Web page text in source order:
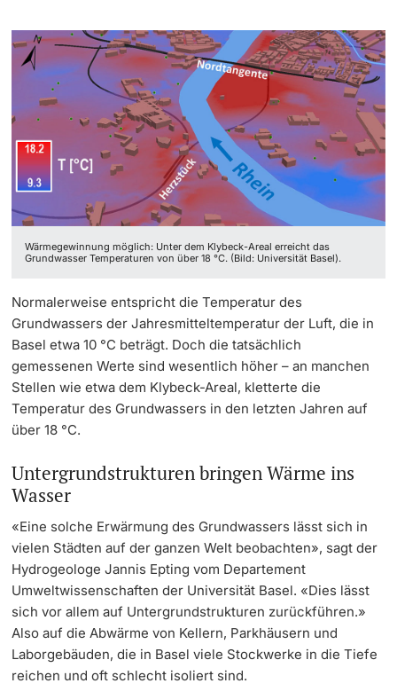
Fördernde & Alumni
weitere Informationen
Dozierende
weitere Informationen
‡ ‡ ‡ ‡ ‡ ‡ ‡ ‡
Service für Medien
‡ ‡ ‡ ‡ ‡ ‡ ‡ ‡ ‡ ‡ ‡ ‡ ‡ ‡ ‡ ‡ ‡ ‡ ‡ ‡ ‡ ‡ ‡ ‡ ‡ ‡ ‡ ‡ ‡ ‡ ‡ ‡
Podcasts
‡ ‡ ‡ ‡ ‡ ‡ ‡ ‡ ‡ ‡ ‡ ‡
Ukraine
Wärmegewinnung möglich: Unter dem Klybeck-Areal erreicht das
Grundwasser Temperaturen von über 18 °C. (Bild: Universität Basel).
Normalerweise entspricht die Temperatur des
Grundwassers der Jahresmitteltemperatur der Luft, die in
Basel etwa 10 °C beträgt. Doch die tatsächlich
gemessenen Werte sind wesentlich höher – an manchen
Stellen wie etwa dem Klybeck-Areal, kletterte die
Temperatur des Grundwassers in den letzten Jahren auf
über 18 °C.
Untergrundstrukturen bringen Wärme ins
Wasser
«Eine solche Erwärmung des Grundwassers lässt sich in
vielen Städten auf der ganzen Welt beobachten», sagt der
Hydrogeologe Jannis Epting vom Departement
Umweltwissenschaften der Universität Basel. «Dies lässt
sich vor allem auf Untergrundstrukturen zurückführen.»
Also auf die Abwärme von Kellern, Parkhäusern und
Laborgebäuden, die in Basel viele Stockwerke in die Tiefe
reichen und oft schlecht isoliert sind.